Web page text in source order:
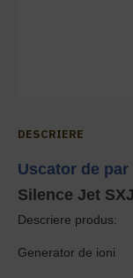
DESCRIERE
Uscator de par
Silence Jet
Descriere produs:
Generator de ioni